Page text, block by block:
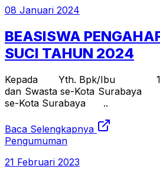
08 Januari 2024
BEASISWA
SUCI TAHUN 2024
Kepada Yth. Bpk/Ibu 1.
dan Swasta se-Kota
se-Kota Surabaya ..
Baca Selengkapnya
Pengumuman
21 Februari 2023